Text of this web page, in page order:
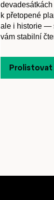
k přetopené
ale i historie —
vám stabilní
Prolistovat